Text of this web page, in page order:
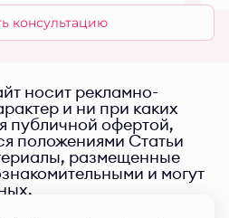
консультацию
носит рекламно-
и ни при каких
публичной офертой,
положениями Статьи
размещенные
и могут